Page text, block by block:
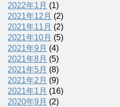
2022年1月 (1)
2021年12月 (2)
2021年11月 (2)
2021年10月 (5)
2021年9月 (4)
2021年8月 (5)
2021年5月 (8)
2021年2月 (9)
2021年1月 (16)
2020年9月 (2)